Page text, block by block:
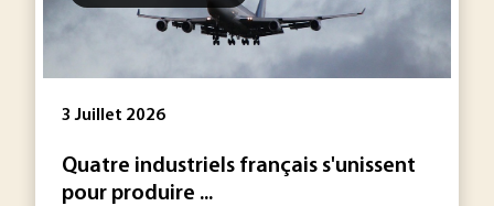
3 Juillet 2026
Quatre industriels français s'unissent
pour produire ...